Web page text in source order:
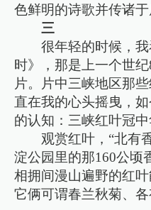
色鲜明的诗歌并传诸于
三
很年轻的时候，
时》，那是上一个世
片。片中三峡地区那
直在我的心头摇曳，
的认知：三峡红叶冠
观赏红叶，“北有
淀公园里的那160公顷
相拥间漫山遍野的红
它俩可谓春兰秋菊、各